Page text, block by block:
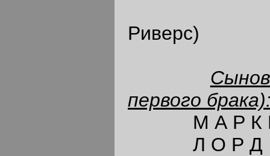
Риверс)
первого
М А Р К И
Л О Р Д Г